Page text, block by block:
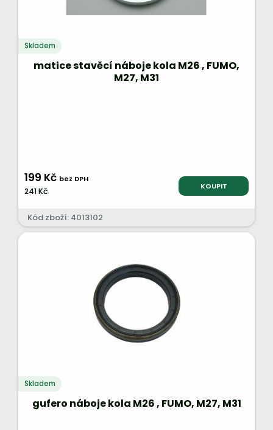
Skladem
matice stavěcí náboje kola M26 , FUMO,
M27, M31
199 Kč bez DPH
241 Kč KOUPIT
Kód zboží: 4013102
Skladem
gufero náboje kola M26 , FUMO, M27, M31